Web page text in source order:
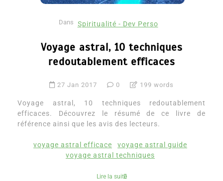
Dans Spiritualité - Dev Perso
Voyage astral, 10 techniques
redoutablement efficaces
27 Jan 2017 0 199 words
Voyage astral, 10 techniques redoutablement
efficaces. Découvrez le résumé de ce livre de
référence ainsi que les avis des lecteurs.
voyage astral efficace
voyage astral guide
voyage astral techniques
Lire la suite